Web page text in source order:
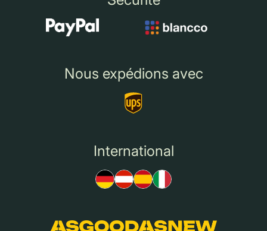
Nous expédions avec
International